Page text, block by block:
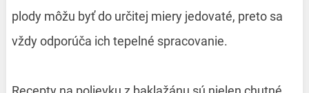
plody môžu byť do určitej miery jedovaté, preto sa
vždy odporúča ich tepelné spracovanie.